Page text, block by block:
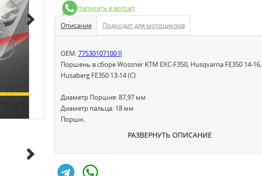
Написать в вотсап
Описание
OEM:77530107100 Il
Поршень в сборе Wossner KTM EXC-F350, Husqvarna FE350 14-16,
Husaberg FE350 13-14 (C)
Диаметр Поршня: 87,97 мм
Диаметр пальца: 18 мм
Поршн..
РАЗВЕРНУТЬ ОПИСАНИЕ
Подходит для мотоциклов